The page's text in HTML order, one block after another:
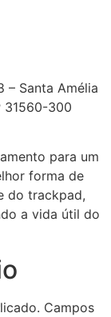
– Santa Amélia
31560-300
para um
forma de
do trackpad,
a vida útil do
Campos